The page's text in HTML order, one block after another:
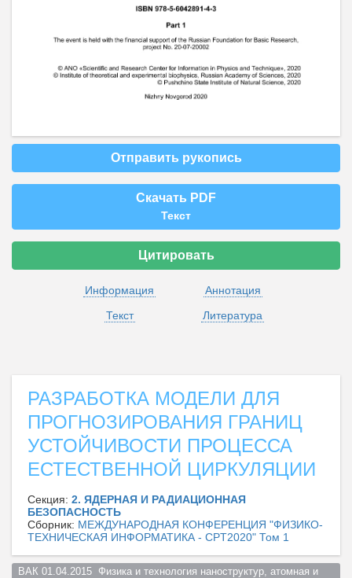
Отправить рукопись
Скачать PDF
Текст
Цитировать
Информация
Аннотация
Текст
Литература
РАЗРАБОТКА МОДЕЛИ ДЛЯ
ПРОГНОЗИРОВАНИЯ ГРАНИЦ
УСТОЙЧИВОСТИ ПРОЦЕССА
ЕСТЕСТВЕННОЙ ЦИРКУЛЯЦИИ
Секция: 2. ЯДЕРНАЯ И РАДИАЦИОННАЯ
БЕЗОПАСНОСТЬ
Сборник: МЕЖДУНАРОДНАЯ КОНФЕРЕНЦИЯ "ФИЗИКО-
ТЕХНИЧЕСКАЯ ИНФОРМАТИКА - CPT2020" Том 1
ВАК 01.04.2015  Физика и технология наноструктур, атомная и